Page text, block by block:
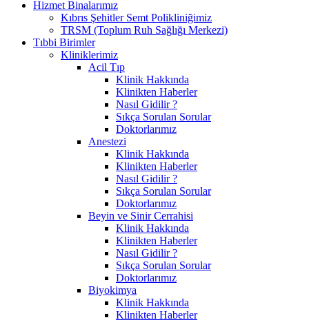
Hizmet Binalarımız
Kıbrıs Şehitler Semt Polikliniğimiz
TRSM (Toplum Ruh Sağlığı Merkezi)
Tıbbi Birimler
Kliniklerimiz
Acil Tıp
Klinik Hakkında
Klinikten Haberler
Nasıl Gidilir ?
Sıkça Sorulan Sorular
Doktorlarımız
Anestezi
Klinik Hakkında
Klinikten Haberler
Nasıl Gidilir ?
Sıkça Sorulan Sorular
Doktorlarımız
Beyin ve Sinir Cerrahisi
Klinik Hakkında
Klinikten Haberler
Nasıl Gidilir ?
Sıkça Sorulan Sorular
Doktorlarımız
Biyokimya
Klinik Hakkında
Klinikten Haberler